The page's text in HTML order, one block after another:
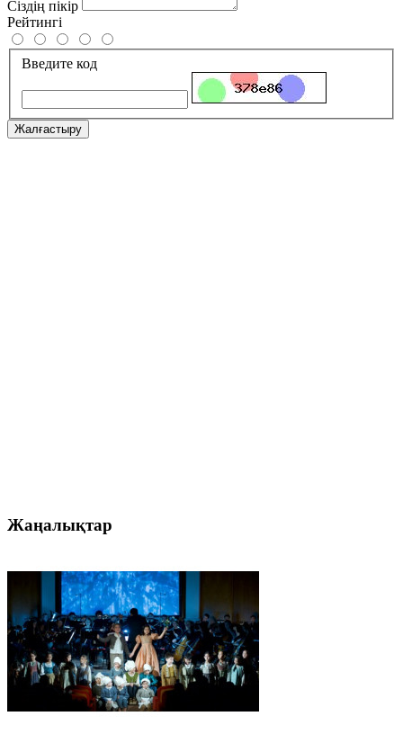
Сіздің пікір
Рейтингі
Введите код
Жалғастыру
Жаңалықтар